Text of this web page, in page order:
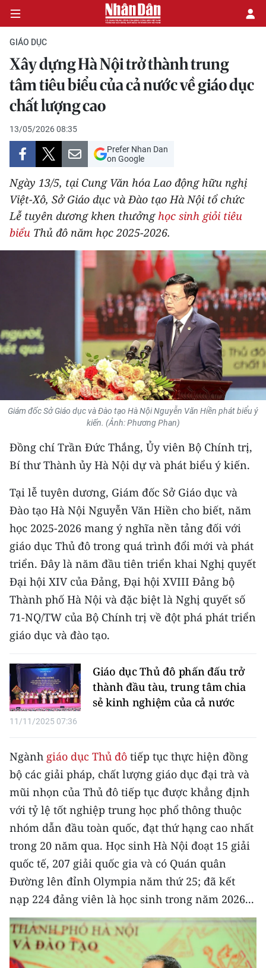
CHÍNH TRỊ
KINH TẾ
VĂN HÓA
XÃ HỘI
PHÁP LUẬT
DU LỊCH
THẾ GIỚI
Y TẾ
KHOA HỌC - CÔNG NGHỆ
MÔI TRƯỜNG
KIỂM CHỨNG THÔNG TIN
54 DÂN TỘC VIỆT NAM
CHƯƠNG TRÌNH OCOP - MỖI XÃ
MỘT SẢN PHẨM
RADIO
MEDIA CENTER
Video
Media Chính trị
Media Kinh tế
Media Văn hóa
Media Xã hội
Media Pháp luật
Media Du lịch
Media Thế giới
Media Thể thao
Media Giáo dục
Media Y tế
Media Khoa học - Công nghệ
GIÁO DỤC
Xây dựng Hà Nội trở thành trung
tâm tiêu biểu của cả nước về giáo dục
chất lượng cao
13/05/2026 08:35
Prefer Nhan Dan
on Google
Ngày 13/5, tại Cung Văn hóa Lao động hữu nghị
Việt-Xô, Sở Giáo dục và Đào tạo Hà Nội tổ chức
Lễ tuyên dương khen thưởng học sinh giỏi tiêu
biểu Thủ đô năm học 2025-2026.
Giám đốc Sở Giáo dục và Đào tạo Hà Nội Nguyễn Văn Hiền phát biểu ý
kiến. (Ảnh: Phương Phan)
Đồng chí Trần Đức Thắng, Ủy viên Bộ Chính trị,
Bí thư Thành ủy Hà Nội dự và phát biểu ý kiến.
Tại lễ tuyên dương, Giám đốc Sở Giáo dục và
Đào tạo Hà Nội Nguyễn Văn Hiền cho biết, năm
học 2025-2026 mang ý nghĩa nền tảng đối với
giáo dục Thủ đô trong quá trình đổi mới và phát
triển. Đây là năm đầu tiên triển khai Nghị quyết
Đại hội XIV của Đảng, Đại hội XVIII Đảng bộ
Thành phố Hà Nội và đặc biệt là Nghị quyết số
71-NQ/TW của Bộ Chính trị về đột phá phát triển
giáo dục và đào tạo.
Giáo dục Thủ đô phấn đấu trở
thành đầu tàu, trung tâm chia
sẻ kinh nghiệm của cả nước
11/11/2025 07:36
Ngành giáo dục Thủ đô tiếp tục thực hiện đồng
bộ các giải pháp, chất lượng giáo dục đại trà và
mũi nhọn của Thủ đô tiếp tục được khẳng định
với tỷ lệ tốt nghiệp trung học phổ thông thuộc
nhóm dẫn đầu toàn quốc, đạt thứ hạng cao nhất
trong 20 năm qua. Học sinh Hà Nội đoạt 15 giải
quốc tế, 207 giải quốc gia và có Quán quân
Đường lên đỉnh Olympia năm thứ 25; đã kết
nạp 224 đảng viên là học sinh trong năm 2026...